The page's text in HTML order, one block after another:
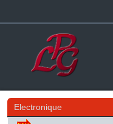
Electronique